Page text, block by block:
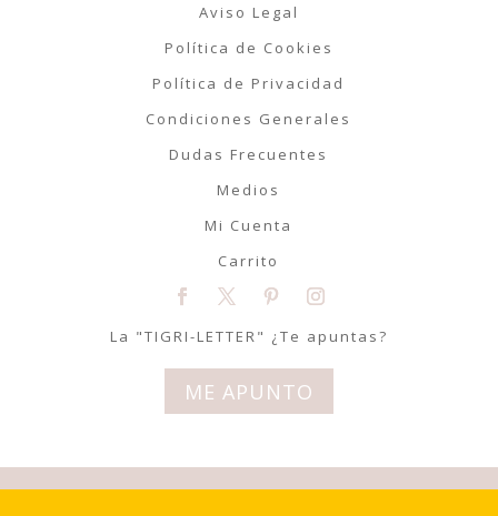
Aviso Legal
Política de Cookies
Política de Privacidad
Condiciones Generales
Dudas Frecuentes
Medios
Mi Cuenta
Carrito
La "TIGRI-LETTER" ¿Te apuntas?
ME APUNTO